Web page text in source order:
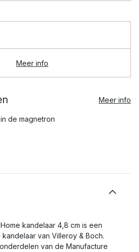
Meer info
Meer info
de magnetron
kandelaar 4,8 cm is een
van Villeroy & Boch.
van de Manufacture